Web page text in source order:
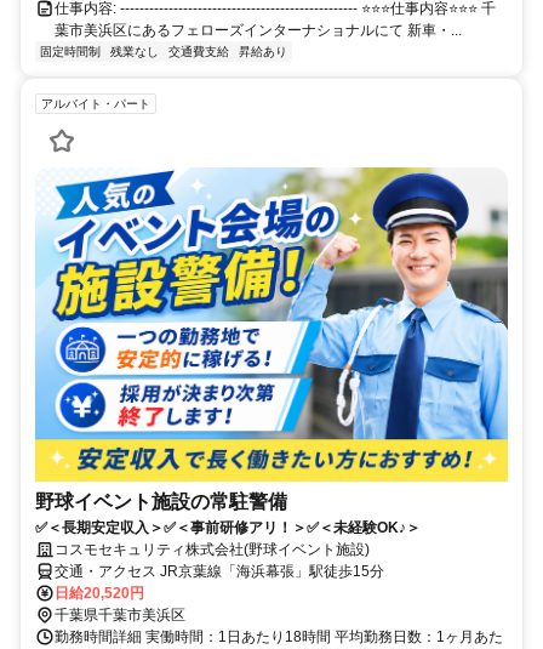
仕事内容: ------------------------------------------------- ⭐⭐⭐仕事内容⭐⭐⭐ 千
葉市美浜区にあるフェローズインターナショナルにて 新車・...
固定時間制 残業なし 交通費支給 昇給あり
アルバイト・パート
野球イベント施設の常駐警備
✅＜長期安定収入＞✅＜事前研修アリ！＞✅＜未経験OK♪＞
コスモセキュリティ株式会社(野球イベント施設)
交通・アクセス JR京葉線「海浜幕張」駅徒歩15分
日給20,520円
千葉県千葉市美浜区
勤務時間詳細 実働時間：1日あたり18時間 平均勤務日数：1ヶ月あた